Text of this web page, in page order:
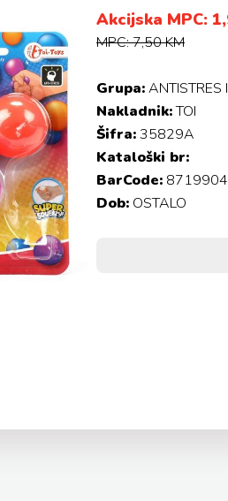
Akcijska MPC:
MPC: 7,50 KM
Grupa:ANTISTRES
Nakladnik:TOI
Šifra:35829A
Kataloški br:
BarCode:
Dob: OSTALO